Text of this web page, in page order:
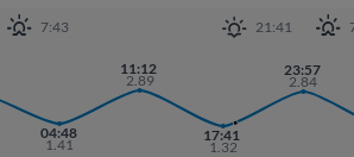
7:43 21:41
04:48
1.41
11:12
2.89
17:41
1.32
23:57
2.84
23:57
2.84